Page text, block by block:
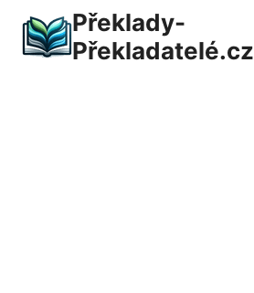
obsah
Překlady-
Překladatelé.cz